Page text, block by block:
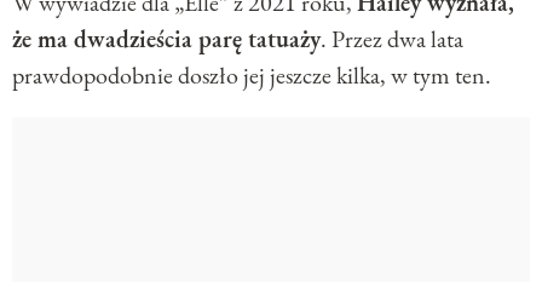
że ma dwadzieścia parę tatuaży. Przez dwa lata
prawdopodobnie doszło jej jeszcze kilka, w tym ten.